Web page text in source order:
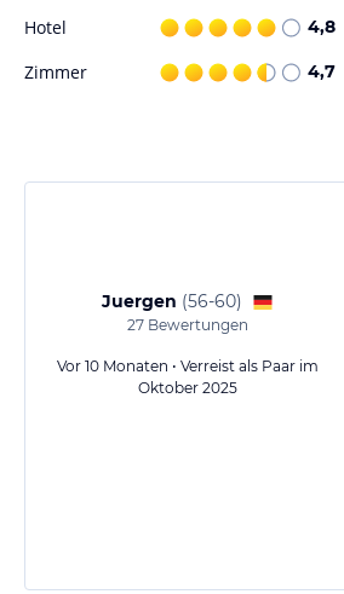
Reinigung. Auf Nachfrage kann sich das
Hotel 4,8
Zimmer 4,7
Juergen (56-60)
27 Bewertungen
Vor 10 Monaten • Verreist als Paar im
Oktober 2025